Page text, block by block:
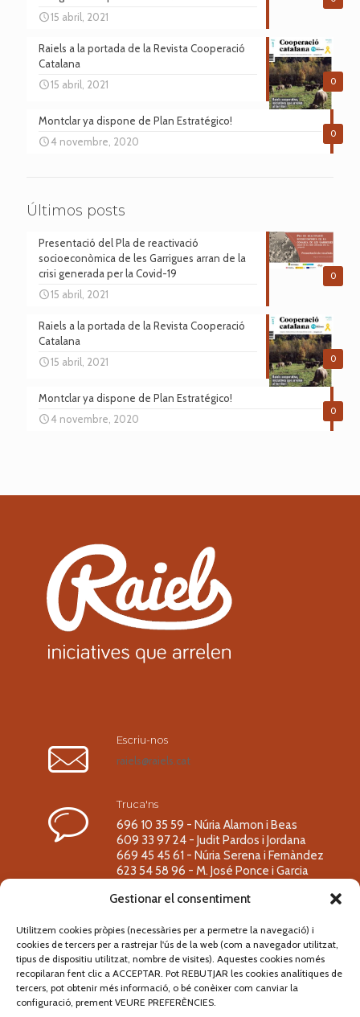
Gestionar el consentiment
Utilitzem cookies pròpies (necessàries per a permetre la navegació) i
cookies de tercers per a rastrejar l'ús de la web (com a navegador utilitzat,
tipus de dispositiu utilitzat, nombre de visites). Aquestes cookies només
recopilaran fent clic a ACCEPTAR. Pot REBUTJAR les cookies analítiques de
tercers, pot obtenir més informació, o bé conèixer com canviar la
configuració, prement VEURE PREFERÈNCIES.
15 abril, 2021
0
Raiels a la portada de la Revista Cooperació
Catalana
15 abril, 2021
0
Montclar ya dispone de Plan Estratégico!
4 novembre, 2020
Últimos posts
0
Presentació del Pla de reactivació
socioeconòmica de les Garrigues arran de la
crisi generada per la Covid-19
15 abril, 2021
0
Raiels a la portada de la Revista Cooperació
Catalana
15 abril, 2021
0
Montclar ya dispone de Plan Estratégico!
4 novembre, 2020
Escriu-nos
raiels@raiels.cat
Truca'ns
696 10 35 59 - Núria Alamon i Beas
609 33 97 24 - Judit Pardos i Jordana
669 45 45 61 - Núria Serena i Fernàndez
623 54 58 96 - M. José Ponce i Garcia
Segueix-nos!